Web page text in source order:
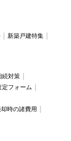
新築戸建特集
続対策
定フォーム
時の諸費用